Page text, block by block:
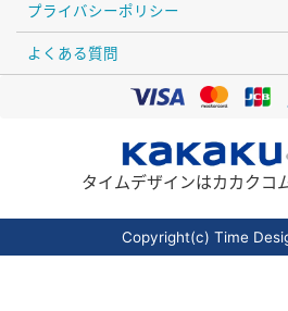
プライバシーポリシー
よくある質問
タイムデザインはカカクコ
Copyright(c) Time